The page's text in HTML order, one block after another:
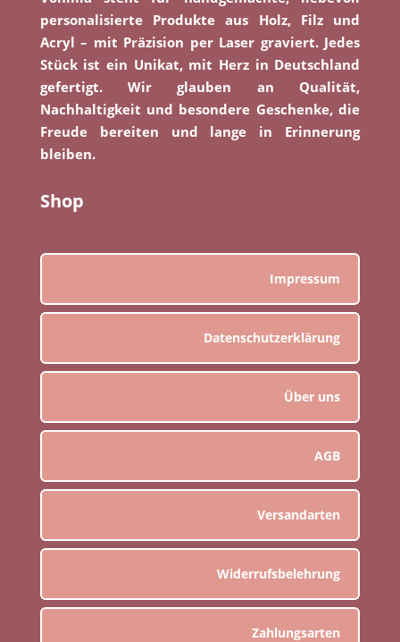
personalisierte Produkte aus Holz, Filz und
Acryl – mit Präzision per Laser graviert. Jedes
Stück ist ein Unikat, mit Herz in Deutschland
gefertigt. Wir glauben an Qualität,
Nachhaltigkeit und besondere Geschenke, die
Freude bereiten und lange in Erinnerung
bleiben.
Shop
Impressum
Datenschutzerklärung
Über uns
AGB
Versandarten
Widerrufsbelehrung
Zahlungsarten